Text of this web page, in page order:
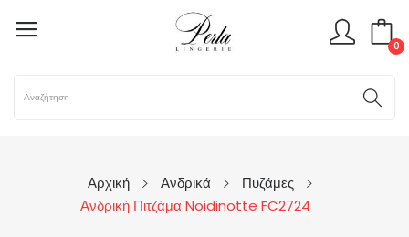
0
Αρχική Ανδρικά
Πυζάμες
Ανδρική Πιτζάμα Noidinotte FC2724